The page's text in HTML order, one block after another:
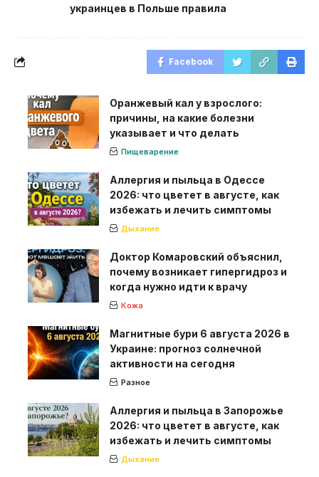
украинцев в Польше правила
Facebook
Оранжевый кал у взрослого:
причины, на какие болезни
указывает и что делать
Пищеварение
Аллергия и пыльца в Одессе
2026: что цветет в августе, как
избежать и лечить симптомы
Дыхание
Доктор Комаровский объяснил,
почему возникает гипергидроз и
когда нужно идти к врачу
Кожа
Магнитные бури 6 августа 2026 в
Украине: прогноз солнечной
активности на сегодня
Разное
Аллергия и пыльца в Запорожье
2026: что цветет в августе, как
избежать и лечить симптомы
Дыхание